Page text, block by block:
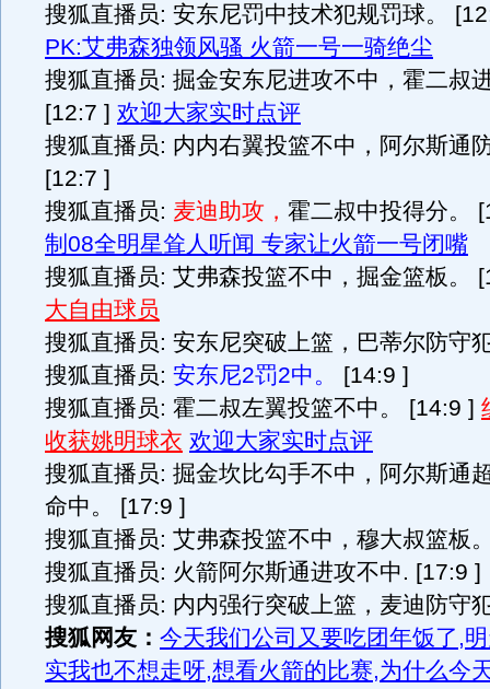
搜狐直播员: 安东尼罚中技术犯规罚球。
PK:艾弗森独领风骚 火箭一号一骑绝尘
搜狐直播员: 掘金安东尼进攻不中，霍二叔
[12:7 ] 欢迎大家实时点评
搜狐直播员: 内内右翼投篮不中，阿尔斯通
[12:7 ]
搜狐直播员: 麦迪助攻， 霍二叔中投得分。
制08全明星耸人听闻 专家让火箭一号闭嘴
搜狐直播员: 艾弗森投篮不中，掘金篮板。
大自由球员
搜狐直播员: 安东尼突破上篮，巴蒂尔防守
搜狐直播员: 安东尼2罚2中。
[14:9 ]
搜狐直播员: 霍二叔左翼投篮不中。 [14:9 ]
收获姚明球衣 欢迎大家实时点评
搜狐直播员: 掘金坎比勾手不中，阿尔斯通
命中。 [17:9 ]
搜狐直播员: 艾弗森投篮不中，穆大叔篮板
搜狐直播员: 火箭阿尔斯通进攻不中. [17:9 ]
搜狐直播员: 内内强行突破上篮，麦迪防守
搜狐网友： 今天我们公司又要吃团年饭了,
实我也不想走呀,想看火箭的比赛,为什么今